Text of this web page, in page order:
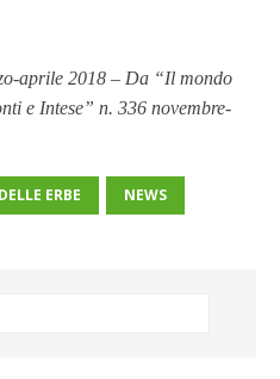
aprile 2018 – Da “Il mondo
e Intese” n. 336 novembre-
ERBE NEWS